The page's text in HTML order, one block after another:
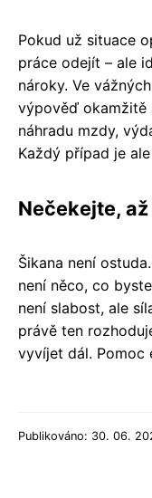
Pokud už situace
práce odejít – ale
nároky. Ve
výpověď okamžitě
náhradu mzdy,
Každý případ je
Nečekejte,
Šikana není
není něco, co
není slabost, ale
právě ten
vyvíjet dál. Pomoc
Publikováno: 30. 06.